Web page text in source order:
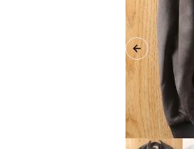
Previous slide